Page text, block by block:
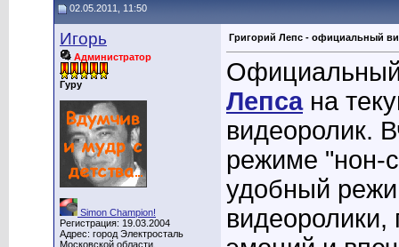
02.05.2011, 11:50
Игорь
Администратор
Гуру
Simon Champion!
Регистрация: 19.03.2004
Адрес: город Электросталь
Московской области.
Григорий Лепс - официальный
Лепсана
видеоролик.
режиме "нон-
удобный